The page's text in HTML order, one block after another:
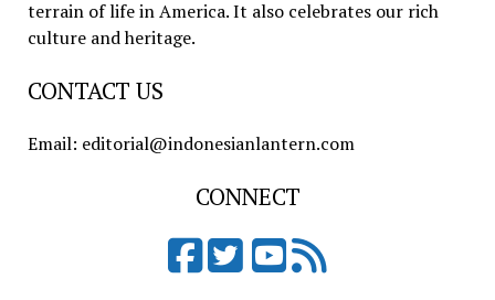
terrain of life in America. It also celebrates our rich
culture and heritage.
CONTACT US
Email: editorial@indonesianlantern.com
CONNECT